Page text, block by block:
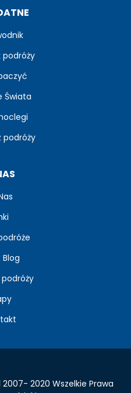
podróży
Świata
podróży
Blog
2020 Wszelkie Prawa